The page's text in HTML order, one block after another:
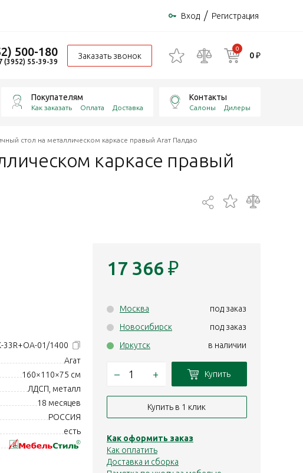
Вход / Регистрация
500-180
(3952) 55-39-39
Заказать звонок
0
0 ₽
Покупателям
Как заказать Оплата Доставка
Контакты
Салоны Дилеры
стол на металлическом каркасе правый Агат Палдао
каркасе правый
33R+ОА-01/1400
Агат
160×110×75 см
ЛДСП, металл
18 месяцев
РОССИЯ
есть
17 366 ₽
Москва
под заказ
Новосибирск
под заказ
Иркутск
в наличии
– + Купить
Купить в 1 клик
Как оформить заказ
Как оплатить
Доставка и сборка